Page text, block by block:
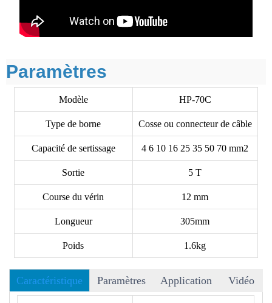
Paramètres
Modèle HP-70C
Type de borne Cosse ou connecteur de câble
Capacité de sertissage 4 6 10 16 25 35 50 70 mm2
Sortie 5 T
Course du vérin 12 mm
Longueur 305mm
Poids 1.6kg
Caractéristique Paramètres Application Vidéo